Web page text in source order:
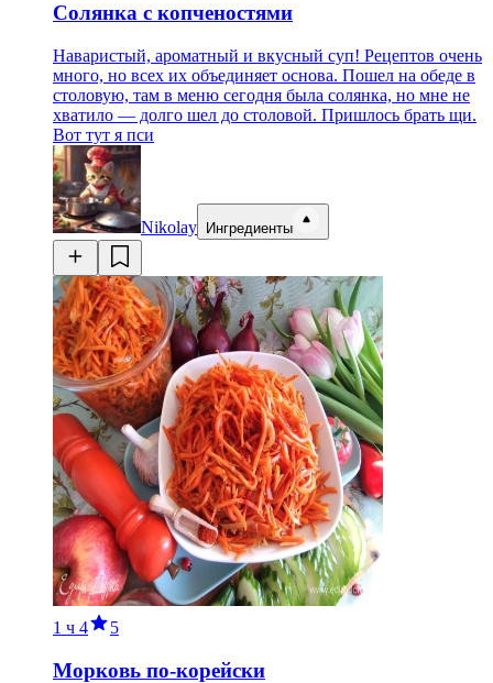
Солянка с копченостями
Наваристый, ароматный и вкусный суп! Рецептов очень
много, но всех их объединяет основа. Пошел на обеде в
столовую, там в меню сегодня была солянка, но мне не
хватило — долго шел до столовой. Пришлось брать щи.
Вот тут я пси
Nikolay Ингредиенты
1 ч 4 5
Морковь по-корейски